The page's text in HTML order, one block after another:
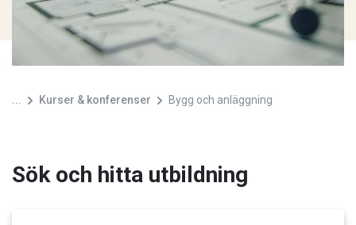
... Kurser & konferenser Bygg och anläggning
Sök och hitta utbildning